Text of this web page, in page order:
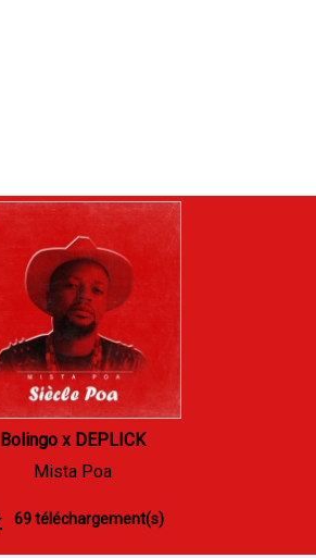
Bolingo x DEPLICK
Mista Poa
69 téléchargement(s)